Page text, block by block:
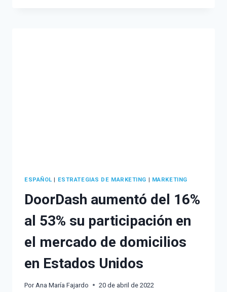
ESPAÑOL | ESTRATEGIAS DE MARKETING | MARKETING
DoorDash aumentó del 16%
al 53% su participación en
el mercado de domicilios
en Estados Unidos
Por Ana María Fajardo 20 de abril de 2022